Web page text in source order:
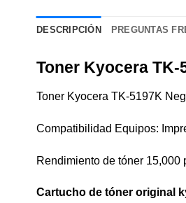
DESCRIPCIÓN PREGUNTAS
Toner Kyocera TK-
Toner Kyocera TK-5197K
Compatibilidad Equipos:
Rendimiento de tóner 15,000
Cartucho de tóner original